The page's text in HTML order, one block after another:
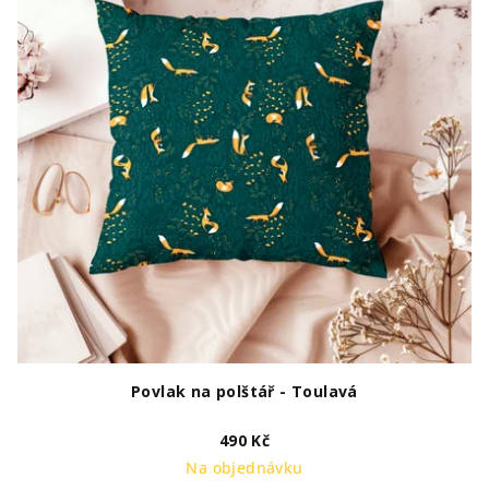
Povlak na polštář - Toulavá
490 Kč
Na objednávku